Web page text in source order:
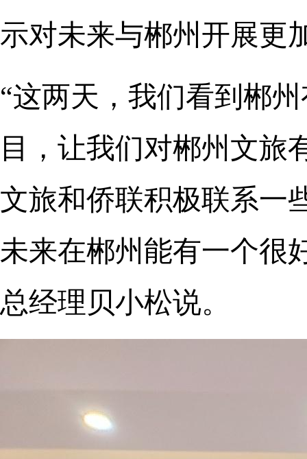
示对未来与郴州开展更
“这两天，我们看到郴
目，让我们对郴州文旅
文旅和侨联积极联系一
未来在郴州能有一个很
总经理贝小松说。